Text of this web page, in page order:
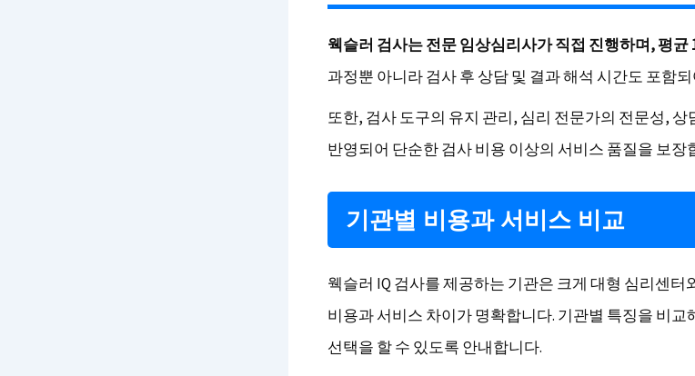
웩슬러 검사는 전문 임상심리사가 직접 진행하며, 평균
과정뿐 아니라 검사 후 상담 및 결과 해석 시간도 포함
또한, 검사 도구의 유지 관리, 심리 전문가의 전문성, 상
반영되어 단순한 검사 비용 이상의 서비스 품질을 보장
기관별 비용과 서비스 비교
웩슬러 IQ 검사를 제공하는 기관은 크게 대형 심리센
비용과 서비스 차이가 명확합니다. 기관별 특징을 비교
선택을 할 수 있도록 안내합니다.